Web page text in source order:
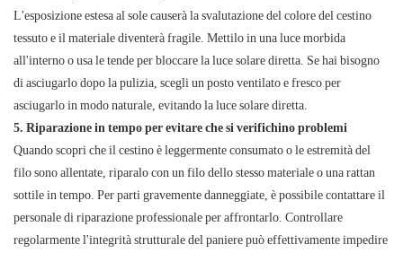
L'esposizione estesa al sole causerà la svalutazione del colore del cestino
tessuto e il materiale diventerà fragile. Mettilo in una luce morbida
all'interno o usa le tende per bloccare la luce solare diretta. Se hai bisogno
di asciugarlo dopo la pulizia, scegli un posto ventilato e fresco per
asciugarlo in modo naturale, evitando la luce solare diretta.
5. Riparazione in tempo per evitare che si verifichino problemi
Quando scopri che il cestino è leggermente consumato o le estremità del
filo sono allentate, riparalo con un filo dello stesso materiale o una rattan
sottile in tempo. Per parti gravemente danneggiate, è possibile contattare il
personale di riparazione professionale per affrontarlo. Controllare
regolarmente l'integrità strutturale del paniere può effettivamente impedire